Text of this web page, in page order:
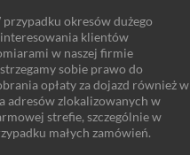
przypadku okresów dużego
klientów
w naszej firmie
sobie prawo do
opłaty za dojazd również w
adresów zlokalizowanych w
strefie, szczególnie w
małych zamówień.